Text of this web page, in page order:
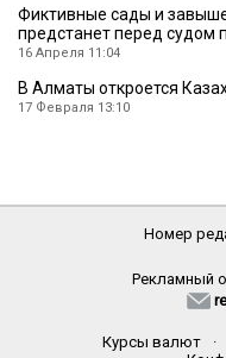
Фиктивные сады и
предстанет перед судом
16 Апреля 11:04
В Алматы откроется
17 Февраля 13:10
Номер
Рекламный
Курсы валют ·